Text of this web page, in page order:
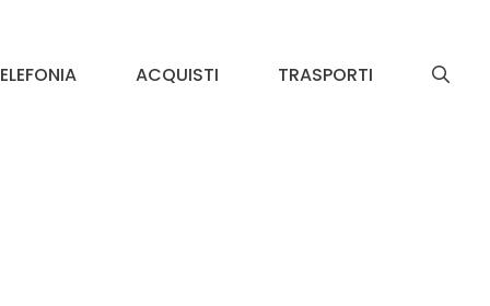
ACQUISTI TRASPORTI